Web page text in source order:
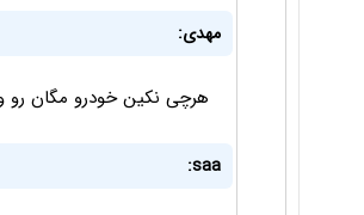
مهدی:
هرچی نکین خودرو مگان رو
saa: